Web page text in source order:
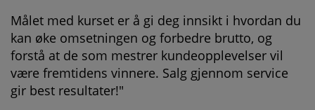
Målet med kurset er å gi deg innsikt i hvordan du
kan øke omsetningen og forbedre brutto, og
forstå at de som mestrer kundeopplevelser vil
være fremtidens vinnere. Salg gjennom service
gir best resultater!"